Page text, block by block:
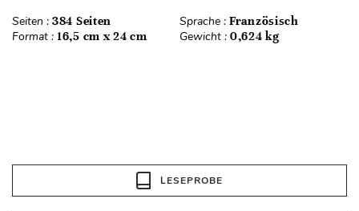
Seiten : 384 Seiten Sprache : Französisch
Format : 16,5 cm x 24 cm Gewicht : 0,624 kg
LESEPROBE